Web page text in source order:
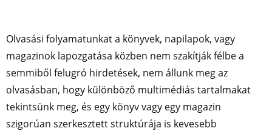
Olvasási folyamatunkat a könyvek, napilapok, vagy
magazinok lapozgatása közben nem szakítják félbe a
semmiből felugró hirdetések, nem állunk meg az
olvasásban, hogy különböző multimédiás tartalmakat
tekintsünk meg, és egy könyv vagy egy magazin
szigorúan szerkesztett struktúrája is kevesebb